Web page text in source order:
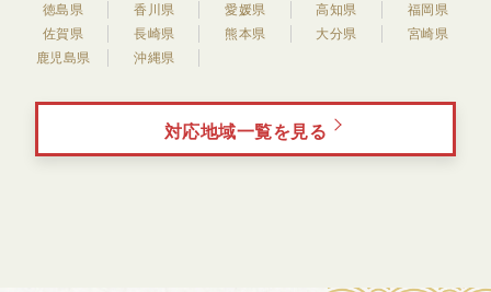
徳島県
香川県 愛媛県 高知県
福岡県
佐賀県
長崎県 熊本県 大分県
宮崎県
鹿児島県
沖縄県
対応地域一覧を見る